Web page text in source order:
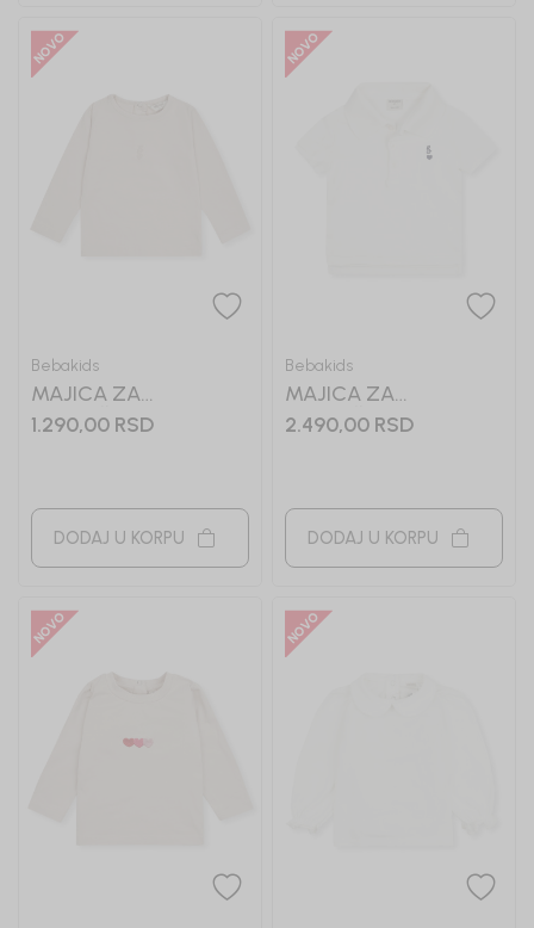
Bebakids
MAJICA ZA
DEVOJČICE BASIC
1.290,00 RSD
DODAJ U KORPU
Bebakids
MAJICA ZA
DEVOJČICE LAUREN
2.490,00 RSD
DODAJ U KORPU